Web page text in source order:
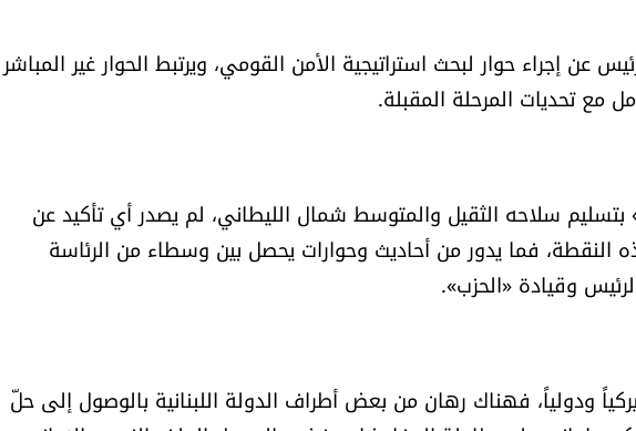
عن إجراء حوار لبحث استراتيجية الأمن القومي، ويرتبط الحوار غير المباشر
مع تحديات المرحلة المقبلة.
سلاحه الثقيل والمتوسط شمال الليطاني، لم يصدر أي تأكيد عن
النقطة، فما يدور من أحاديث وحوارات يحصل بين وسطاء من الرئاسة
وقيادة «الحزب».
ودولياً، فهناك رهان من بعض أطراف الدولة اللبنانية بالوصول إلى حلّ